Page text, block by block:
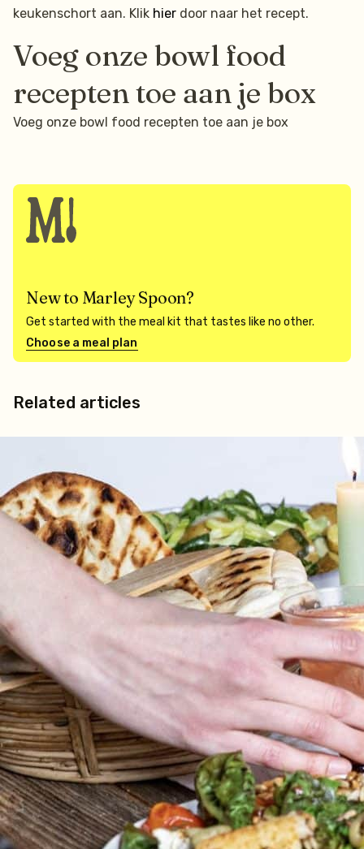
keukenschort aan. Klik hier door naar het recept.
Voeg onze bowl food
recepten toe aan je box
Voeg onze bowl food recepten toe aan je box
New to Marley Spoon?
Get started with the meal kit that tastes like no other.
Choose a meal plan
Related articles